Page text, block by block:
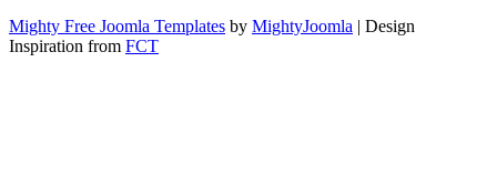
Mighty Free Joomla Templates by MightyJoomla | Design
Inspiration from FCT